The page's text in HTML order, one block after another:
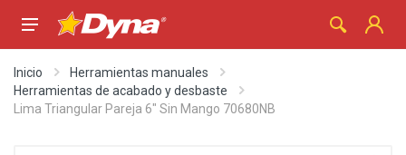
Inicio
Herramientas manuales
Herramientas de acabado y desbaste
Lima Triangular Pareja 6" Sin Mango 70680NB